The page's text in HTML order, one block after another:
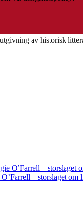
av historisk
– storslaget om